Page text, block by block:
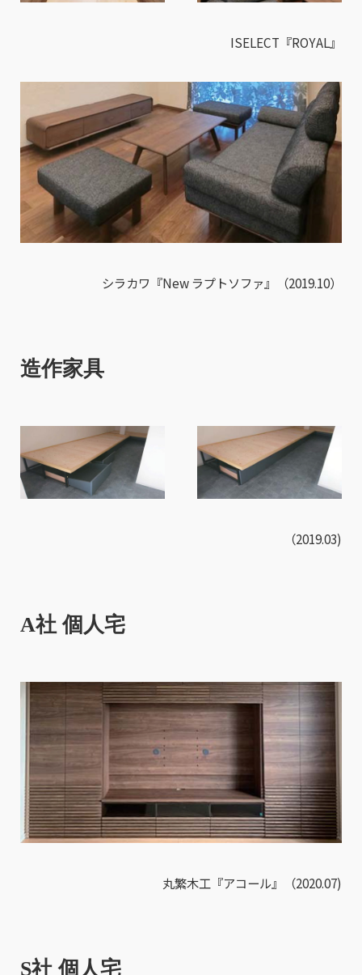
ISELECT『ROYAL』
シラカワ『New ラプトソファ』（2019.10）
造作家具
（2019.03)
A社 個人宅
丸繁木工『アコール』（2020.07)
S社 個人宅